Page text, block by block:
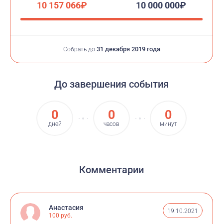
10 157 066₽ 10 000 000₽
Собрать до 31 декабря 2019 года
До завершения события
0
дней
0
часов
0
минут
Комментарии
Анастасия
100 руб.
19.10.2021